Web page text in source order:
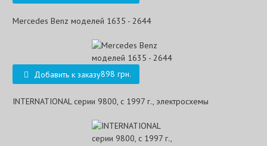
Mercedes Benz моделей 1635 - 2644
Добавить к заказу898 грн.
INTERNATIONAL серии 9800, с 1997 г., электросхемы